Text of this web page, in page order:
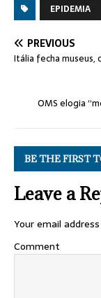
EPIDEMIA
PREVIOUS
Itália fecha museus,
OMS elogia
BE THE FIRST
Leave a
Your email
Comment